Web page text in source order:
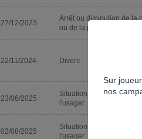
27/12/2023
Arrêt ou diminution de la
ou de la pratique de jeu
22/11/2024 Divers
23/06/2025
Situation sociale ou
l'usager
02/08/2025
Situation sociale ou
l'usager
Sur
nos